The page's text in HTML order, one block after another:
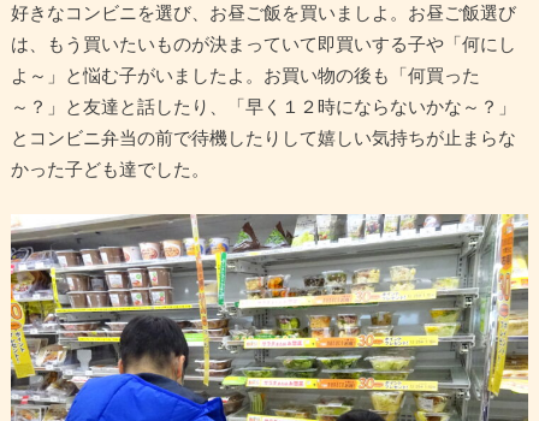
好きなコンビニを選び、お昼ご飯を買いましよ。お昼ご飯選び
は、もう買いたいものが決まっていて即買いする子や「何にし
よ～」と悩む子がいましたよ。お買い物の後も「何買った
～？」と友達と話したり、「早く１２時にならないかな～？」
とコンビニ弁当の前で待機したりして嬉しい気持ちが止まらな
かった子ども達でした。